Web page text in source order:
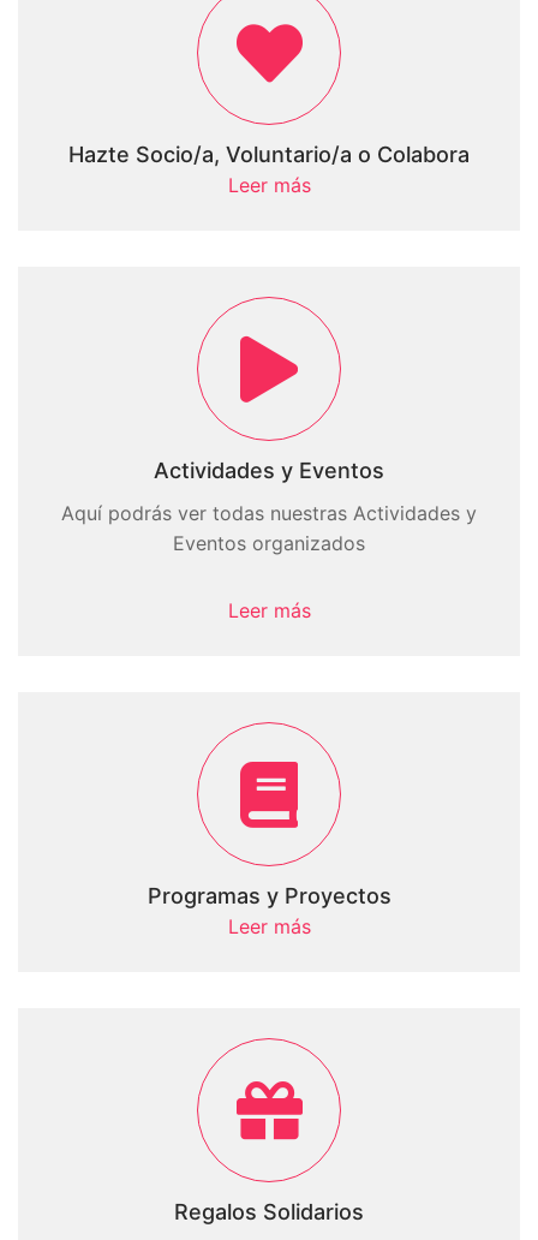
Hazte Socio/a, Voluntario/a o Colabora
Leer más
Actividades y Eventos
Aquí podrás ver todas nuestras Actividades y
Eventos organizados
Leer más
Programas y Proyectos
Leer más
Regalos Solidarios